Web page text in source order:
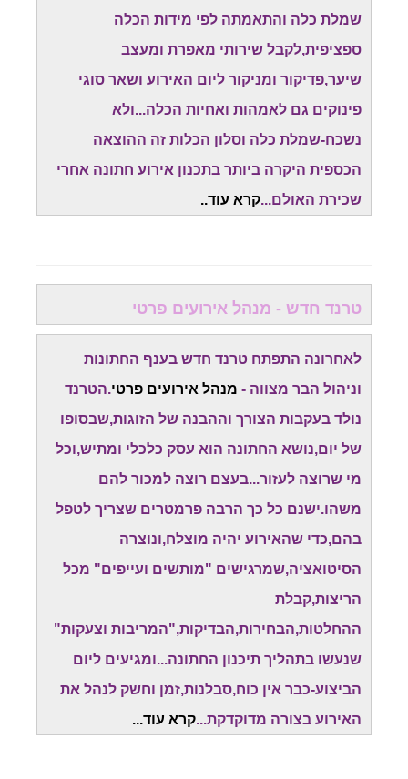
שמלת כלה והתאמתה לפי מידות הכלה
ספציפית,לקבל שירותי מאפרת ומעצב
שיער,פדיקור ומניקור ליום האירוע ושאר סוגי
פינוקים גם לאמהות ואחיות הכלה...ולא
נשכח-שמלת כלה וסלון הכלות זה ההוצאה
הכספית היקרה ביותר בתכנון אירוע חתונה אחרי
שכירת האולם...קרא עוד..
טרנד חדש - מנהל אירועים פרטי
לאחרונה התפתח טרנד חדש בענף החתונות
וניהול הבר מצווה - מנהל אירועים פרטי.הטרנד
נולד בעקבות הצורך וההבנה של הזוגות,שבסופו
של יום,נושא החתונה הוא עסק כלכלי ומתיש,וכל
מי שרוצה לעזור...בעצם רוצה למכור להם
משהו.ישנם כל כך הרבה פרמטרים שצריך לטפל
בהם,כדי שהאירוע יהיה מוצלח,ונוצרה
הסיטואציה,שמרגישים "מותשים ועייפים" מכל
הריצות,קבלת
ההחלטות,הבחירות,הבדיקות,"המריבות וצעקות"
שנעשו בתהליך תיכנון החתונה...ומגיעים ליום
הביצוע-כבר אין כוח,סבלנות,זמן וחשק לנהל את
האירוע בצורה מדוקדקת...קרא עוד...